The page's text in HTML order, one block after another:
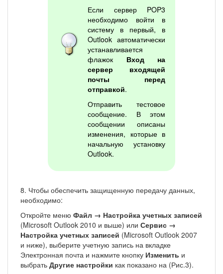
Если сервер POP3
необходимо войти в
систему в первый, в
Outlook автоматически
устанавливается
флажок Вход на
сервер входящей
почты перед
отправкой.
Отправить тестовое
сообщение. В этом
сообщении описаны
изменения, которые в
начальную установку
Outlook.
8. Чтобы обеспечить защищенную передачу данных,
необходимо:
Откройте меню Файл → Настройка учетных записей
(Microsoft Outlook 2010 и выше) или Сервис →
Настройка учетных записей (Microsoft Outlook 2007
и ниже), выберите учетную запись на вкладке
Электронная почта и нажмите кнопку Изменить и
выбрать Другие настройки как показано на (Рис.3).